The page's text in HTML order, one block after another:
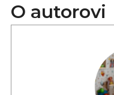
O autorovi